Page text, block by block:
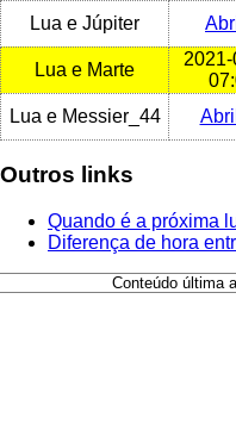
Lua e Júpiter
Lua e Marte
Lua e Messier_44
Outros links
Quando é a próxima
Diferença de hora
Conteúdo última